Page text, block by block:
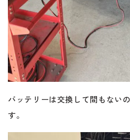
バッテリーは交換して間もない
す。